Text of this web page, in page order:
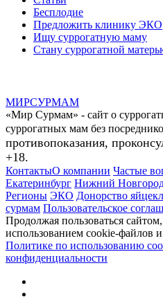
Бесплодие
Предложить клинику ЭКО
Ищу суррогатную маму
Стану суррогатной
МИРСУРМАМ
«Мир Сурмам» - сайт о
суррогатных мам без
противопоказания,
+18.
КонтактыО компании Частые
Екатеринбург Нижний
Регионы ЭКО Донорство
сурмам Пользовательское
Продолжая пользоваться
использованием cookie-файлов
Политике по использованию
конфиденциальности